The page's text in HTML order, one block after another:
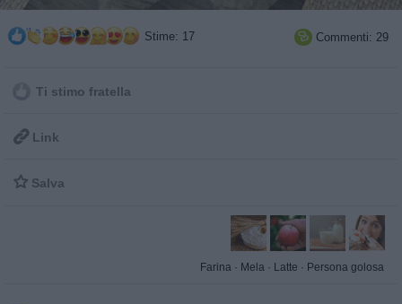
Stime: 17  Commenti: 29
Ti stimo fratella
 Link
 Salva
Farina · Mela · Latte · Persona golosa